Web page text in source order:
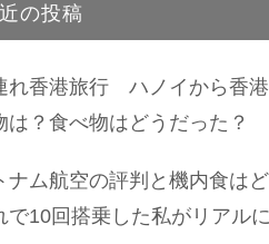
の投稿
れ香港旅行 ハノイから香
は？食べ物はどうだった？
ナム航空の評判と機内食は
で10回搭乗した私がリアル